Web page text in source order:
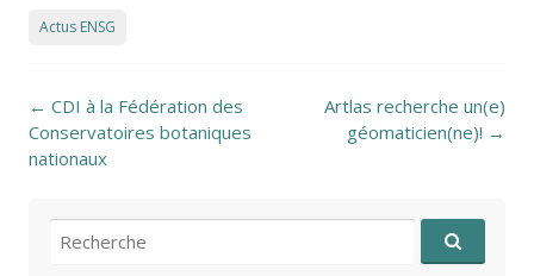
Actus ENSG
Post navigation
← CDI à la Fédération des
Conservatoires botaniques
nationaux
Artlas recherche un(e)
géomaticien(ne)! →
Recherche pour: